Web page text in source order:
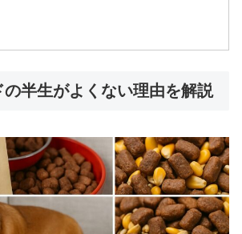
の半生がよくない理由を解説